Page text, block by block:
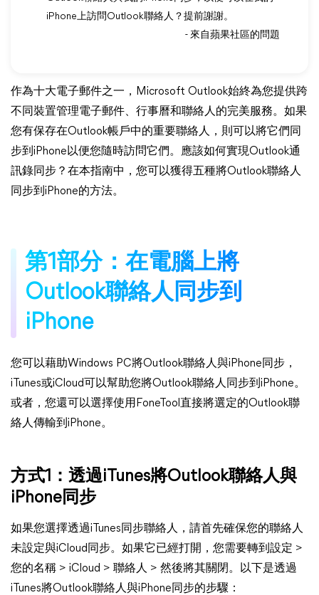
iPhone上訪問Outlook聯絡人？提前謝謝。
- 來自蘋果社區的問題
作為十大電子郵件之一，Microsoft Outlook始終為您提供跨
不同裝置管理電子郵件、行事曆和聯絡人的完美服務。如果
您有保存在Outlook帳戶中的重要聯絡人，則可以將它們同
步到iPhone以便您隨時訪問它們。應該如何實現Outlook通
訊錄同步？在本指南中，您可以獲得五種將Outlook聯絡人
同步到iPhone的方法。
第1部分：在電腦上將
Outlook聯絡人同步到
iPhone
您可以藉助Windows PC將Outlook聯絡人與iPhone同步，
iTunes或iCloud可以幫助您將Outlook聯絡人同步到iPhone。
或者，您還可以選擇使用FoneTool直接將選定的Outlook聯
絡人傳輸到iPhone。
方式1：透過iTunes將Outlook聯絡人與
iPhone同步
如果您選擇透過iTunes同步聯絡人，請首先確保您的聯絡人
未設定與iCloud同步。如果它已經打開，您需要轉到設定 >
您的名稱 > iCloud > 聯絡人 > 然後將其關閉。以下是透過
iTunes將Outlook聯絡人與iPhone同步的步驟：